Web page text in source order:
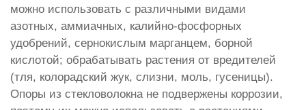
можно использовать с различными видами
азотных, аммиачных, калийно-фосфорных
удобрений, сернокислым марганцем, борной
кислотой; обрабатывать растения от вредителей
(тля, колорадский жук, слизни, моль, гусеницы).
Опоры из стекловолокна не подвержены коррозии,